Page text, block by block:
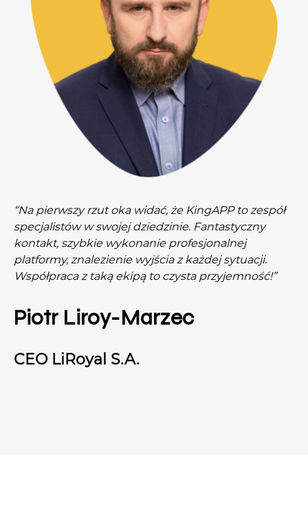
“Na pierwszy rzut oka widać, że KingAPP to zespół
specjalistów w swojej dziedzinie. Fantastyczny
kontakt, szybkie wykonanie profesjonalnej
platformy, znalezienie wyjścia z każdej sytuacji.
Współpraca z taką ekipą to czysta przyjemność!”
Piotr Liroy-Marzec
CEO LiRoyal S.A.